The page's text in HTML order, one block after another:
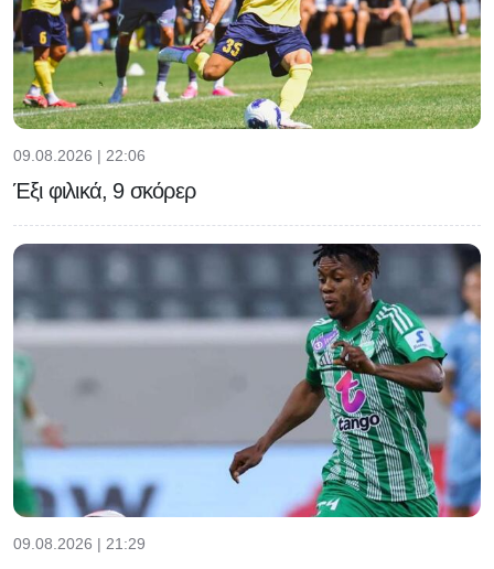
09.08.2026 | 22:06
Έξι φιλικά, 9 σκόρερ
09.08.2026 | 21:29